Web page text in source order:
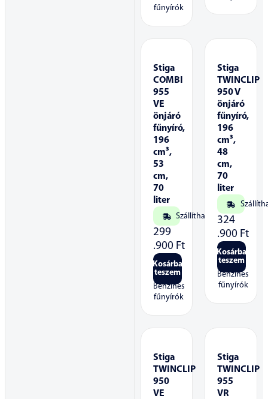
fűnyírók
Stiga
COMBI
955
VE
önjáró
fűnyíró,
196
cm³,
53
cm,
70
liter
Szállítható
299
.900 Ft
Kosárba
teszem
Benzines
fűnyírók
Stiga
TWINCLIP
950 V
önjáró
fűnyíró,
196
cm³,
48
cm,
70
liter
324
.900 Ft
Kosárba
teszem
Benzines
fűnyírók
Stiga
TWINCLIP
950
VE
Stiga
TWINCLIP
955
VR